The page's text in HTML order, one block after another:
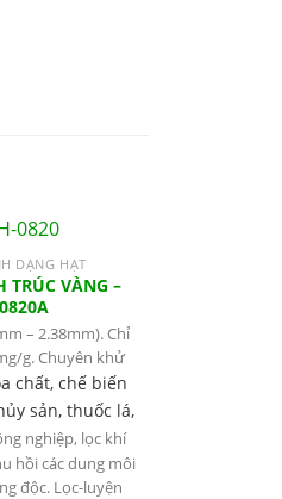
DẠNG HẠT
TRÚC VÀNG –
– 2.38mm). Chỉ
g. Chuyên khử
chất, chế biến
sản, thuốc lá,
nghiệp, lọc khí
hồi các dung môi
độc. Lọc-luyện